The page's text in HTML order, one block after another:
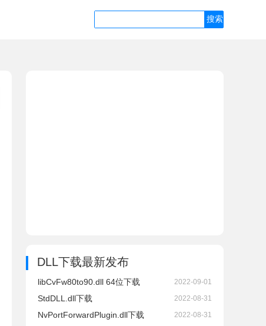
DLL下载最新发布
libCvFw80to90.dll 64位下载 2022-09-01
StdDLL.dll下载 2022-08-31
NvPortForwardPlugin.dll下载 2022-08-31